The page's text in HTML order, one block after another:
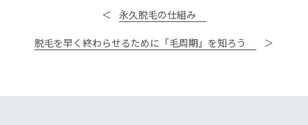
永久脱毛の仕組み
脱毛を早く終わらせるために「毛周期」を知ろう